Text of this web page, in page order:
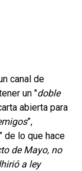
canal de
un "doble
abierta para
”,
” de lo que hace
de Mayo, no
a ley